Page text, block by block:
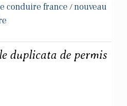
conduire france /nouveau
duplicata de permis